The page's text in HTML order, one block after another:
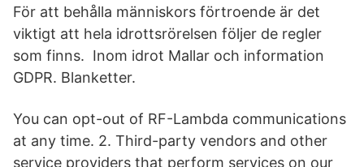
För att behålla människors förtroende är det
viktigt att hela idrottsrörelsen följer de regler
som finns. Inom idrot Mallar och information
GDPR. Blanketter.
You can opt-out of RF-Lambda communications
at any time. 2. Third-party vendors and other
service providers that perform services on our